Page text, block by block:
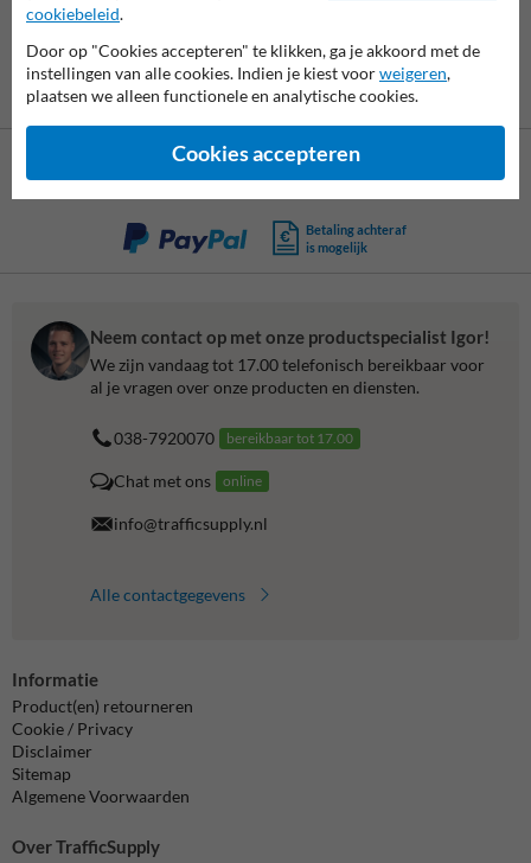
Betaling achteraf
is mogelijk
Neem contact op met onze productspecialist Igor!
We zijn vandaag tot 17.00 telefonisch bereikbaar voor
al je vragen over onze producten en diensten.
038-7920070 bereikbaar tot 17.00
Chat met ons online
info@trafficsupply.nl
Alle contactgegevens
Informatie
Product(en) retourneren
Cookie / Privacy
Disclaimer
Sitemap
Algemene Voorwaarden
Over TrafficSupply
cookiebeleid.
Door op "Cookies accepteren" te klikken, ga je akkoord met de
instellingen van alle cookies. Indien je kiest voorweigeren,
plaatsen we alleen functionele en analytische cookies.
Cookies accepteren